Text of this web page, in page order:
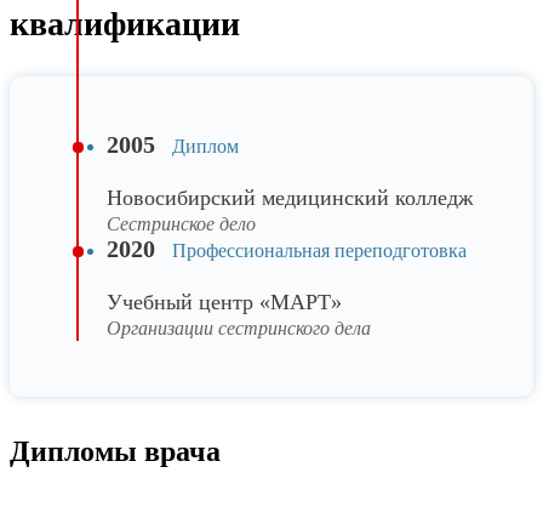
квалификации
2005 Диплом
Новосибирский медицинский колледж
Сестринское дело
2020 Профессиональная переподготовка
Учебный центр «МАРТ»
Организации сестринского дела
Дипломы врача